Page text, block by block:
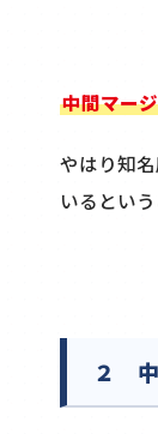
中間マー
やはり知
いるとい
２ 中